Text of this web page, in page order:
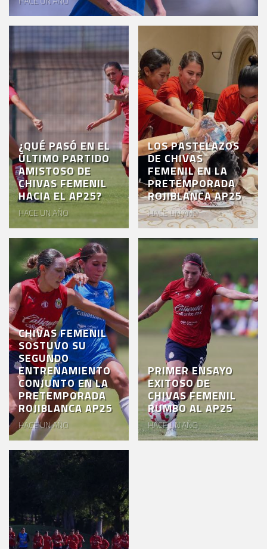
VENTA
BOLETOS
CHIVABONOS
EVENTOS
DEPORTIVOS
REBAÑO
CHIVAS
TIENDA
CHIVAS
CHIVASTV
ESTADIO
AKRON
TOUR
ESTADIO
AKRON
¿QUÉ PASÓ EN EL
ÚLTIMO PARTIDO
AMISTOSO DE
CHIVAS FEMENIL
HACIA EL AP25?
HACE UN AÑO
LOS PASTELAZOS
DE CHIVAS
FEMENIL EN LA
PRETEMPORADA
ROJIBLANCA AP25
HACE UN AÑO
CHIVAS FEMENIL
SOSTUVO SU
SEGUNDO
ENTRENAMIENTO
CONJUNTO EN LA
PRETEMPORADA
ROJIBLANCA AP25
HACE UN AÑO
PRIMER ENSAYO
EXITOSO DE
CHIVAS FEMENIL
RUMBO AL AP25
HACE UN AÑO